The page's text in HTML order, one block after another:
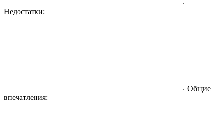
Недостатки:
Общие
впечатления: